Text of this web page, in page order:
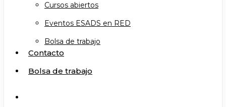
Cursos abiertos
Eventos ESADS en RED
Bolsa de trabajo
Contacto
Bolsa de trabajo